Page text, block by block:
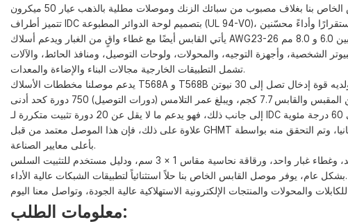
تشمل التطبيقات الخارجية مجالات البناء والإضاءة والمعدات.
علاوة على ذلك، فإن هذا الموصل معتمد من قبل GHMT في ألمانيا، وتم التحقق منه بواسطة CTTL وفقًا لاختبار قناة TIA Cat8 على مسافة 30 مترًا، وتم اختباره بواسطة SGS وحصل على شهادتي CE وROHS، مما يجعله يلتزم
بأعلى معايير الصناعة.
بشكل عام، يوفر موصل القابس الخاص بنا حلاً استثنائياً لتطبيقات الشبكات عالية الأداء.
معلومات الطلب: